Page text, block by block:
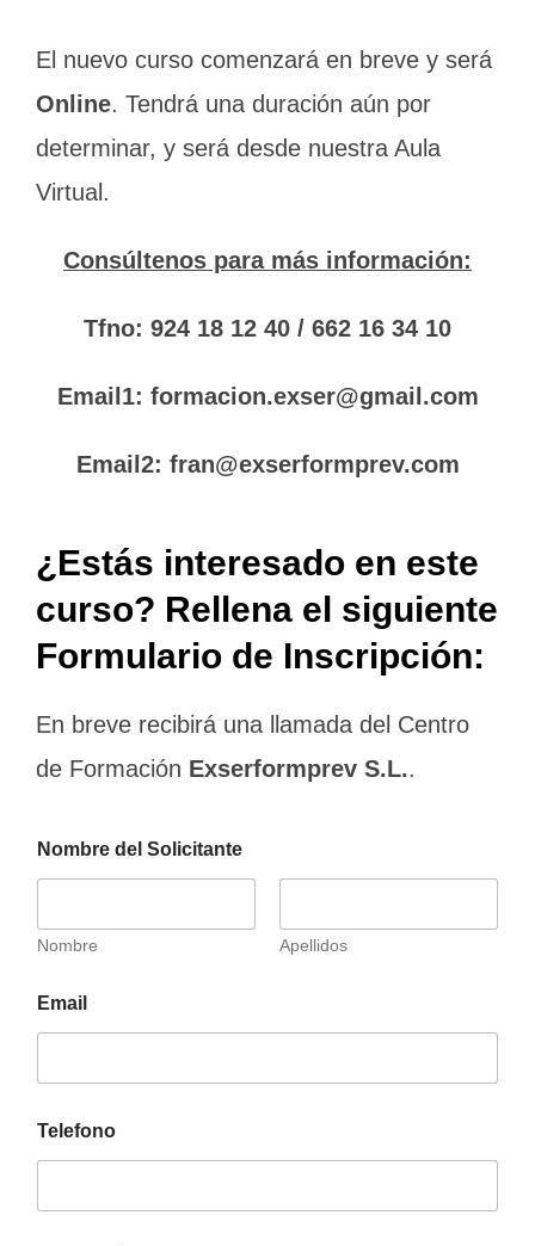
El nuevo curso comenzará en breve y será
Online. Tendrá una duración aún por
determinar, y será desde nuestra Aula
Virtual.
Consúltenos para más información:
Tfno: 924 18 12 40 / 662 16 34 10
Email1: formacion.exser@gmail.com
Email2: fran@exserformprev.com
¿Estás interesado en este
curso? Rellena el siguiente
Formulario de Inscripción:
En breve recibirá una llamada del Centro
de Formación Exserformprev S.L..
Nombre del Solicitante
Nombre Apellidos
Email
Telefono